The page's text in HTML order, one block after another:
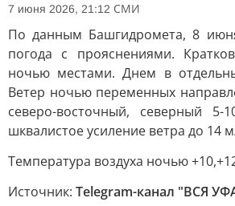
7 июня 2026, 21:12 СМИ
По данным Башгидромета, 8
погода с прояснениями.
ночью местами. Днем в
Ветер ночью переменных
северо-восточный, северный
шквалистое усиление ветра до 14
Температура воздуха ночью
Источник: Telegram-канал "ВСЯ